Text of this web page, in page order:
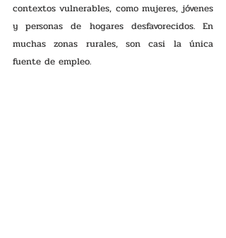
contextos vulnerables, como mujeres, jóvenes
y personas de hogares desfavorecidos. En
muchas zonas rurales, son casi la única
fuente de empleo.